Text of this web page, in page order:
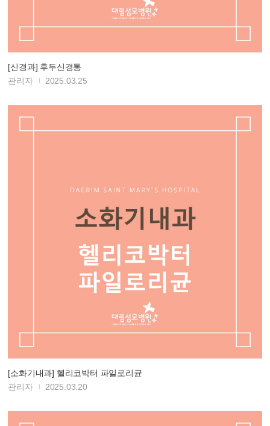
[신경과] 후두신경통
관리자
2025.03.25
[소화기내과] 헬리코박터 파일로리균
관리자
2025.03.20